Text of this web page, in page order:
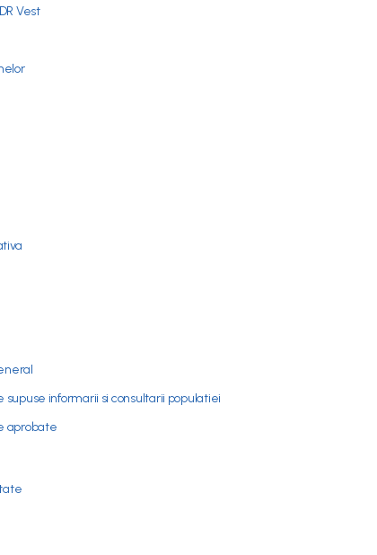
Vest
supuse informarii si consultarii populatiei
aprobate